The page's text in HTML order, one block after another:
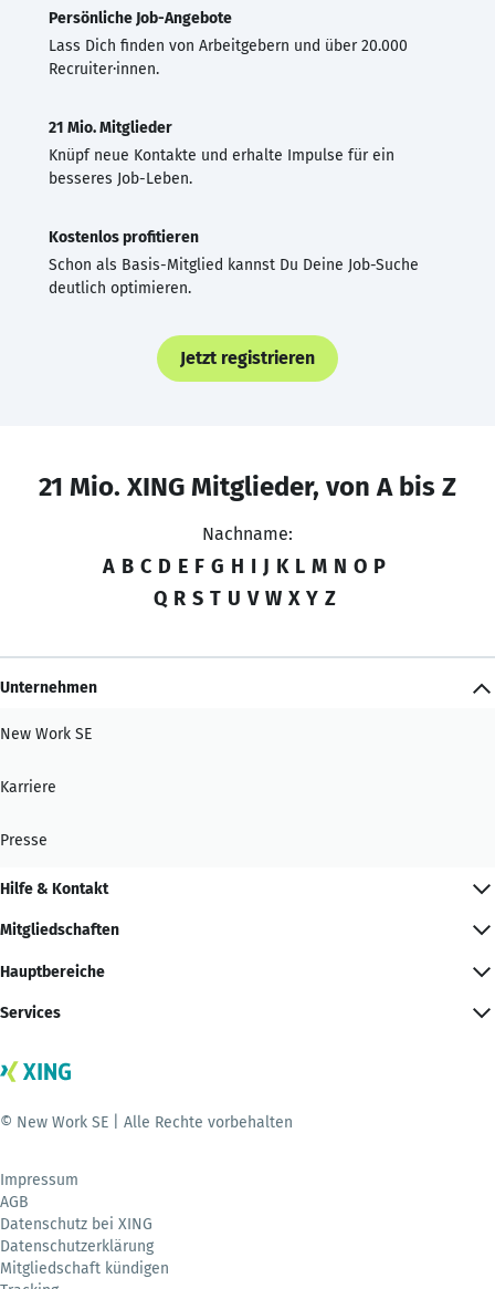
Persönliche Job-Angebote
Lass Dich finden von Arbeitgebern und über 20.000
Recruiter·innen.
21 Mio. Mitglieder
Knüpf neue Kontakte und erhalte Impulse für ein
besseres Job-Leben.
Kostenlos profitieren
Schon als Basis-Mitglied kannst Du Deine Job-Suche
deutlich optimieren.
Jetzt registrieren
21 Mio. XING Mitglieder, von A bis Z
Nachname:
A B C D E F G H I J K L M N O P
Q R S T U V W X Y Z
Unternehmen
New Work SE
Karriere
Presse
Hilfe & Kontakt
Mitgliedschaften
Hauptbereiche
Services
© New Work SE | Alle Rechte vorbehalten
Impressum
AGB
Datenschutz bei XING
Datenschutzerklärung
Mitgliedschaft kündigen